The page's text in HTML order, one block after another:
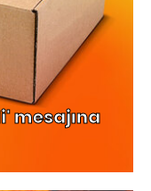
mesajına